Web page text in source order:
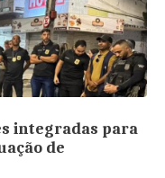
integradas para
de